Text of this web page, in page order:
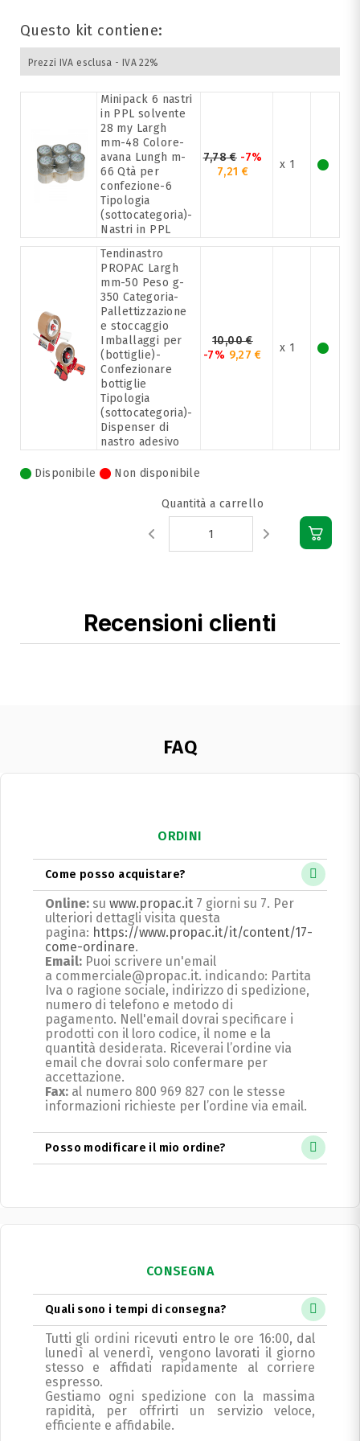
Questo kit contiene:
Prezzi IVA esclusa - IVA 22%
Minipack 6 nastri
in PPL solvente
28 my Largh
mm-48 Colore-
avana Lungh m-
66 Qtà per
confezione-6
Tipologia
(sottocategoria)-
Nastri in PPL
7,78 € -7%
7,21 €
x 1
Tendinastro
PROPAC Largh
mm-50 Peso g-
350 Categoria-
Pallettizzazione
e stoccaggio
Imballaggi per
(bottiglie)-
Confezionare
bottiglie
Tipologia
(sottocategoria)-
Dispenser di
nastro adesivo
10,00 €
-7% 9,27 €
x 1
Disponibile Non disponibile
Quantità a carrello
Recensioni clienti
FAQ
ORDINI
Come posso acquistare?
Online: su www.propac.it 7 giorni su 7. Per
ulteriori dettagli visita questa
pagina: https://www.propac.it/it/content/17-
come-ordinare.
Email: Puoi scrivere un'email
a commerciale@propac.it. indicando: Partita
Iva o ragione sociale, indirizzo di spedizione,
numero di telefono e metodo di
pagamento. Nell'email dovrai specificare i
prodotti con il loro codice, il nome e la
quantità desiderata. Riceverai l’ordine via
email che dovrai solo confermare per
accettazione.
Fax: al numero 800 969 827 con le stesse
informazioni richieste per l’ordine via email.
Posso modificare il mio ordine?
CONSEGNA
Quali sono i tempi di consegna?
Tutti gli ordini ricevuti entro le ore 16:00, dal
lunedì al venerdì, vengono lavorati il giorno
stesso e affidati rapidamente al corriere
espresso.
Gestiamo ogni spedizione con la massima
rapidità, per offrirti un servizio veloce,
efficiente e affidabile.